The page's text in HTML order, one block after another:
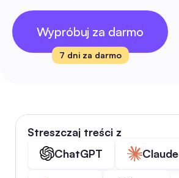
Wypróbuj za darmo
7 dni za darmo
Streszczaj treści z
ChatGPT
Claude